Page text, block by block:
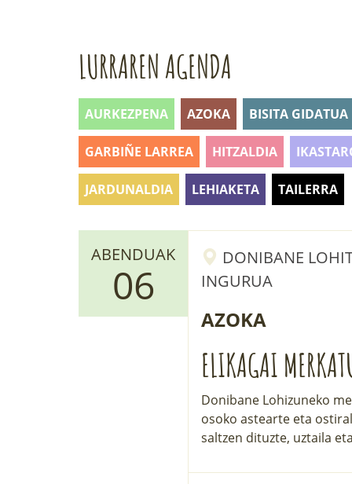
LURRAREN AGENDA
AURKEZPENA AZOKA BISITA GIDATUA
GARBIÑE LARREA HITZALDIA
JARDUNALDIA LEHIAKETA TAILERRA
ABENDUAK
06
DONIBANE
INGURUA
AZOKA
ELIKAGAI
Donibane Lohizuneko
osoko astearte eta
saltzen dituzte, uztaila